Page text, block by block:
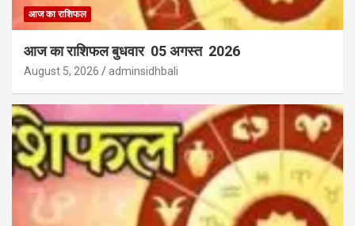
आज का राशिफल
आज का राशिफल बुधवार 05 अगस्त 2026
August 5, 2026 adminsidhbali